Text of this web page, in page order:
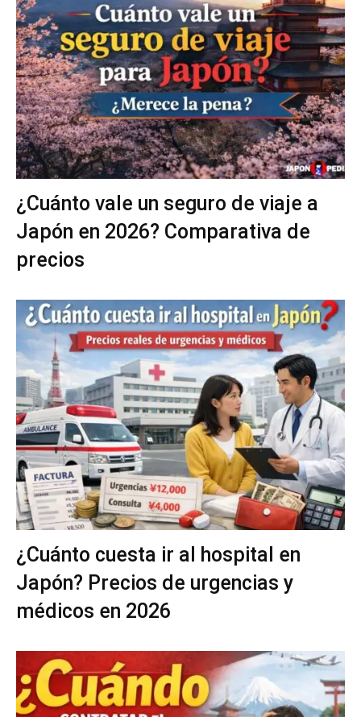
¿Cuánto vale un seguro de viaje a
Japón en 2026? Comparativa de
precios
¿Cuánto cuesta ir al hospital en
Japón? Precios de urgencias y
médicos en 2026